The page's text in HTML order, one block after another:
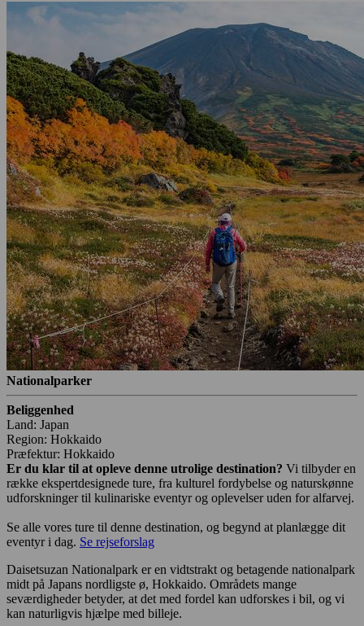
Nationalparker
Beliggenhed
Land: Japan
Region: Hokkaido
Præfektur: Hokkaido
Er du klar til at opleve denne utrolige destination? Vi tilbyder en
række ekspertdesignede ture, fra kulturel fordybelse og naturskønne
udforskninger til kulinariske eventyr og oplevelser uden for alfarvej.
Se alle vores ture til denne destination, og begynd at planlægge dit
eventyr i dag. Se rejseforslag
Daisetsuzan Nationalpark er en vidtstrakt og betagende nationalpark
midt på Japans nordligste ø, Hokkaido. Områdets mange
seværdigheder betyder, at det med fordel kan udforskes i bil, og vi
kan naturligvis hjælpe med billeje.